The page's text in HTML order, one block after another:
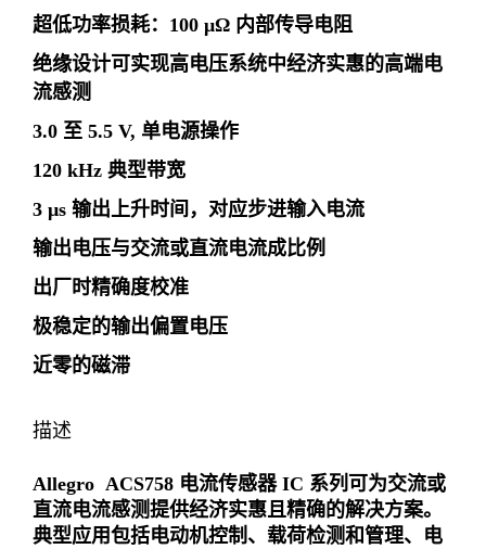
超低功率损耗：100 μΩ 内部传导电阻
绝缘设计可实现高电压系统中经济实惠的高端电
流感测
3.0 至 5.5 V, 单电源操作
120 kHz 典型带宽
3 μs 输出上升时间，对应步进输入电流
输出电压与交流或直流电流成比例
出厂时精确度校准
极稳定的输出偏置电压
近零的磁滞
描述
Allegro ACS758 电流传感器 IC 系列可为交流或
直流电流感测提供经济实惠且精确的解决方案。
典型应用包括电动机控制、载荷检测和管理、电